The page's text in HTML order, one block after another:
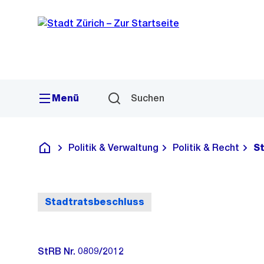
Navigation
Sprunglink
Menü Suchen
Deutsch
Politik & Verwaltung Politik & Recht
Stadtratsbeschluss
StRB Nr. 0809/2012